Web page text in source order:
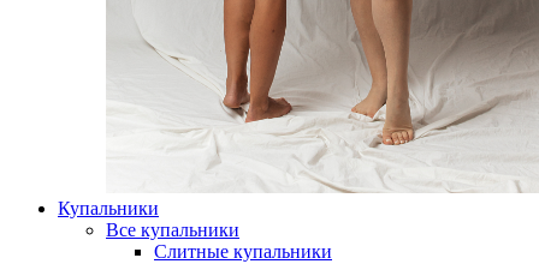
Купальники
Все купальники
Слитные купальники